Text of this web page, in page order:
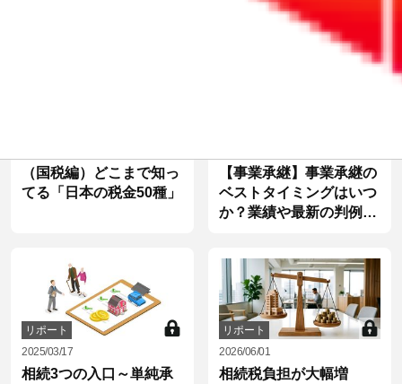
（国税編）どこまで知っ
てる「日本の税金50種」
【事業承継】事業承継の
ベストタイミングはいつ
か？業績や最新の判例か
リポート
2025/03/17
相続3つの入口～単純承
リポート
2026/06/01
相続税負担が大幅増